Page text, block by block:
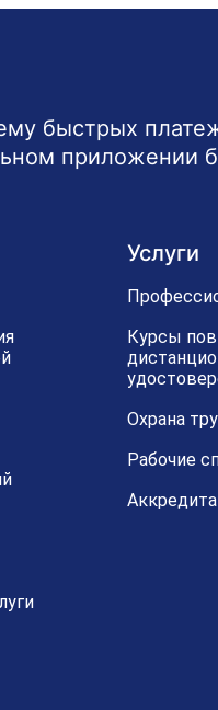
быстрых
приложении
Услуги
Курсы
Охрана
Рабочие